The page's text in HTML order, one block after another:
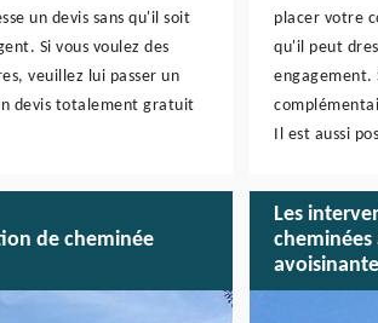
un devis sans qu'il soit
Si vous voulez des
veuillez lui passer un
devis totalement gratuit
placer votre
qu'il peut
engagement.
Il est aussi
de cheminée
Les
cheminées